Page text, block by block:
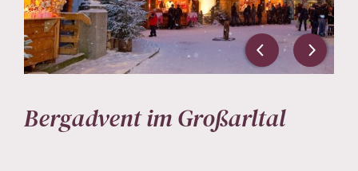
Bergadvent im Großarltal